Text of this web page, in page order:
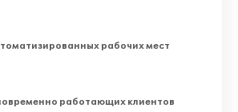
рабочих мест
работающих клиентов